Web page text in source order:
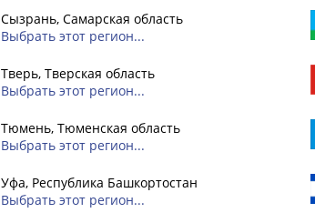
Сызрань, Самарская область
Выбрать этот регион...
Тверь, Тверская область
Выбрать этот регион...
Тюмень, Тюменская область
Выбрать этот регион...
Уфа, Республика Башкортостан
Выбрать этот регион...